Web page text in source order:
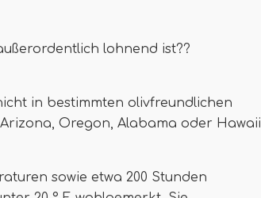
lohnend ist??
in bestimmten olivfreundlichen
Oregon, Alabama oder Hawaii
sowie etwa 200 Stunden